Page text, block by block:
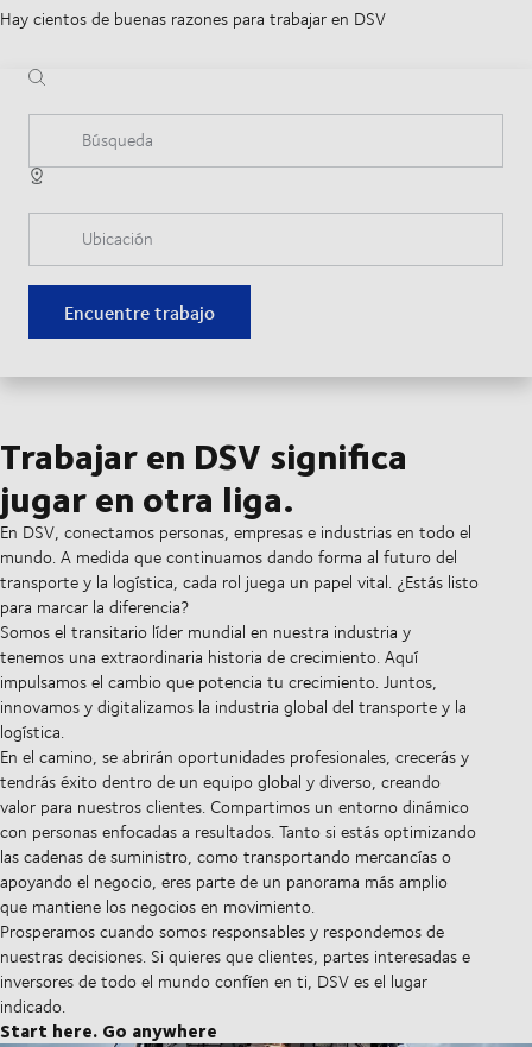
Hay cientos de buenas razones para trabajar en DSV
Búsqueda
Ubicación
Encuentre trabajo
Trabajar en DSV significa
jugar en otra liga.
En DSV, conectamos personas, empresas e industrias en todo el
mundo. A medida que continuamos dando forma al futuro del
transporte y la logística, cada rol juega un papel vital. ¿Estás listo
para marcar la diferencia?
Somos el transitario líder mundial en nuestra industria y
tenemos una extraordinaria historia de crecimiento. Aquí
impulsamos el cambio que potencia tu crecimiento. Juntos,
innovamos y digitalizamos la industria global del transporte y la
logística.
En el camino, se abrirán oportunidades profesionales, crecerás y
tendrás éxito dentro de un equipo global y diverso, creando
valor para nuestros clientes. Compartimos un entorno dinámico
con personas enfocadas a resultados. Tanto si estás optimizando
las cadenas de suministro, como transportando mercancías o
apoyando el negocio, eres parte de un panorama más amplio
que mantiene los negocios en movimiento.
Prosperamos cuando somos responsables y respondemos de
nuestras decisiones. Si quieres que clientes, partes interesadas e
inversores de todo el mundo confíen en ti, DSV es el lugar
indicado.
Start here. Go anywhere